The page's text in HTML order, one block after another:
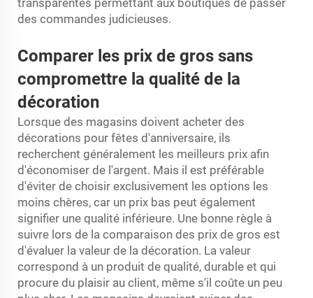
transparentes permettant aux boutiques de passer
des commandes judicieuses.
Comparer les prix de gros sans
compromettre la qualité de la
décoration
Lorsque des magasins doivent acheter des
décorations pour fêtes d'anniversaire, ils
recherchent généralement les meilleurs prix afin
d'économiser de l'argent. Mais il est préférable
d'éviter de choisir exclusivement les options les
moins chères, car un prix bas peut également
signifier une qualité inférieure. Une bonne règle à
suivre lors de la comparaison des prix de gros est
d'évaluer la valeur de la décoration. La valeur
correspond à un produit de qualité, durable et qui
procure du plaisir au client, même s'il coûte un peu